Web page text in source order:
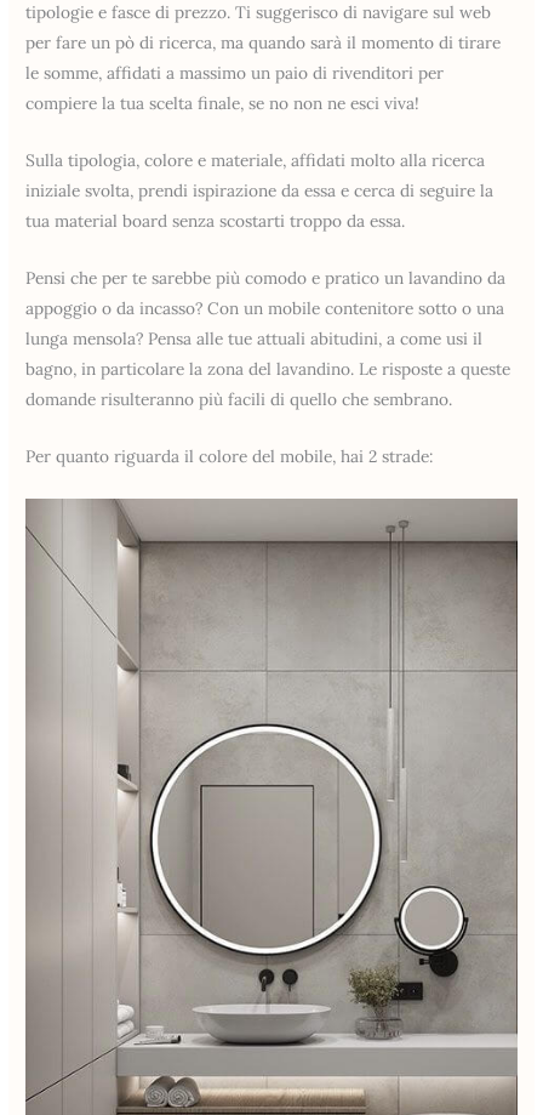
tipologie e fasce di prezzo. Ti suggerisco di navigare sul web
per fare un pò di ricerca, ma quando sarà il momento di tirare
le somme, affidati a massimo un paio di rivenditori per
compiere la tua scelta finale, se no non ne esci viva!
Sulla tipologia, colore e materiale, affidati molto alla ricerca
iniziale svolta, prendi ispirazione da essa e cerca di seguire la
tua material board senza scostarti troppo da essa.
Pensi che per te sarebbe più comodo e pratico un lavandino da
appoggio o da incasso? Con un mobile contenitore sotto o una
lunga mensola? Pensa alle tue attuali abitudini, a come usi il
bagno, in particolare la zona del lavandino. Le risposte a queste
domande risulteranno più facili di quello che sembrano.
Per quanto riguarda il colore del mobile, hai 2 strade: